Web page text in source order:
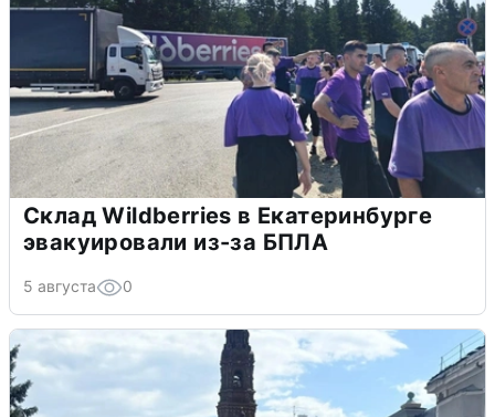
Склад Wildberries в Екатеринбурге
эвакуировали из-за БПЛА
5 августа 0